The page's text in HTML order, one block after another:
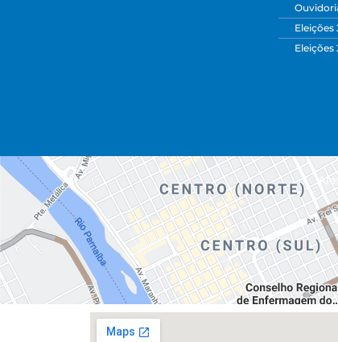
Eleições
Eleições